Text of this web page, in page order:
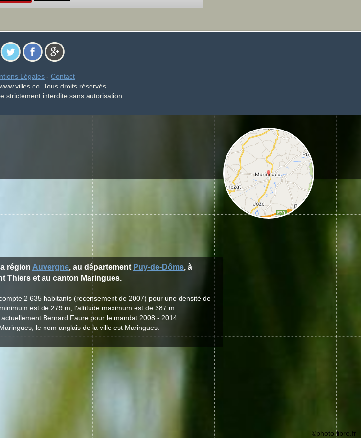
Légales - Contact
Tous droits réservés.
strictement interdite sans autorisation.
région Auvergne, au département Puy-de-Dôme, à
Thiers et au canton Maringues.
2 635 habitants (recensement de 2007) pour une densité de
est de 279 m, l'altitude maximum est de 387 m.
Bernard Faure pour le mandat 2008 - 2014.
le nom anglais de la ville est Maringues.
©photo-libre.fr